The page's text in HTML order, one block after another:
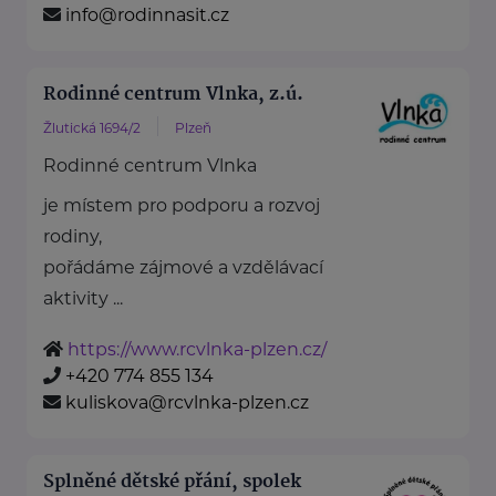
info@rodinnasit.cz
Rodinné centrum Vlnka, z.ú.
Žlutická 1694/2 Plzeň
Rodinné centrum Vlnka
je místem pro podporu a rozvoj
rodiny,
pořádáme zájmové a vzdělávací
aktivity ...
https://www.rcvlnka-plzen.cz/
+420 774 855 134
kuliskova@rcvlnka-plzen.cz
Splněné dětské přání, spolek